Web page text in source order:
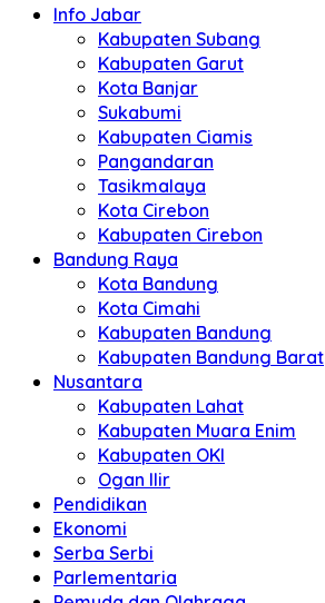
Info Jabar
Kabupaten Subang
Kabupaten Garut
Kota Banjar
Sukabumi
Kabupaten Ciamis
Pangandaran
Tasikmalaya
Kota Cirebon
Kabupaten Cirebon
Bandung Raya
Kota Bandung
Kota Cimahi
Kabupaten Bandung
Kabupaten Bandung Barat
Nusantara
Kabupaten Lahat
Kabupaten Muara Enim
Kabupaten OKI
Ogan Ilir
Pendidikan
Ekonomi
Serba Serbi
Parlementaria